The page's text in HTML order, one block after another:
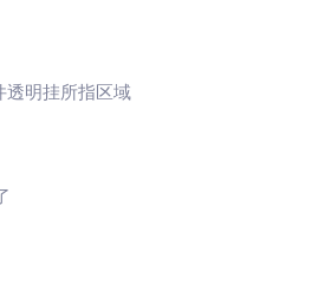
透明挂所指区域